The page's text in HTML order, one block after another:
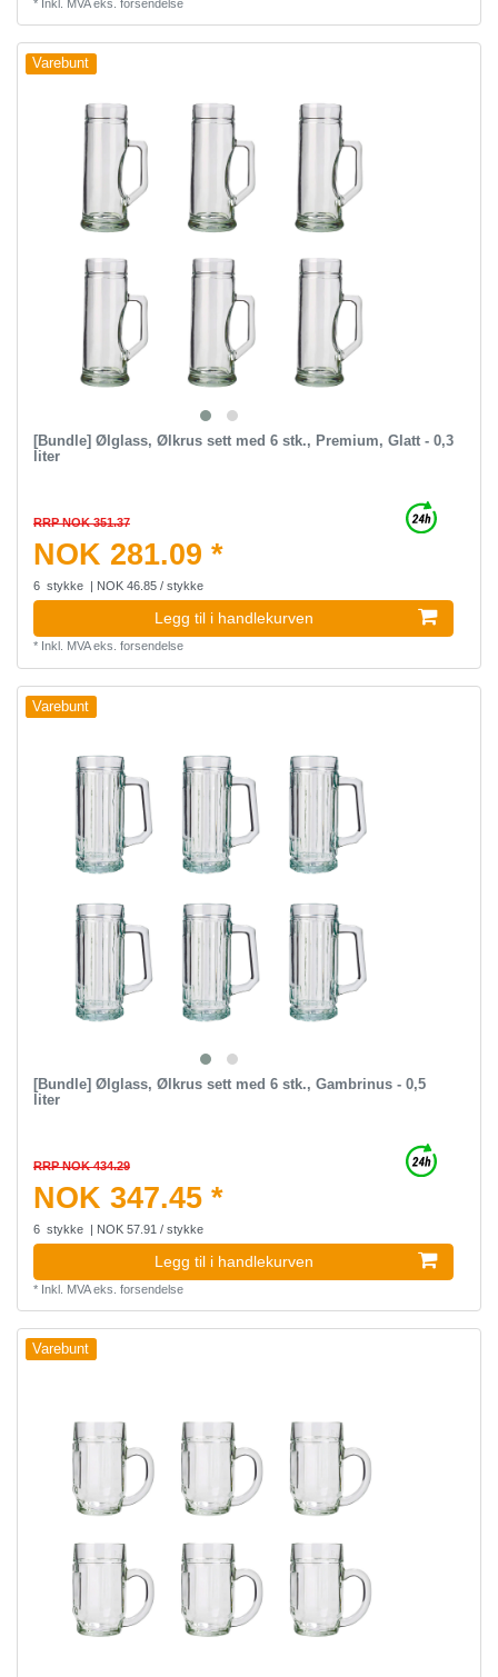
* Inkl. MVAeks. forsendelse
Varebunt
[Bundle] Ølglass, Ølkrus sett med 6 stk., Premium, Glatt - 0,3
liter
RRP NOK 351.37
NOK 281.09 *
6 stykke | NOK 46.85 / stykke
Legg til i handlekurven
* Inkl. MVAeks. forsendelse
Varebunt
[Bundle] Ølglass, Ølkrus sett med 6 stk., Gambrinus - 0,5
liter
RRP NOK 434.29
NOK 347.45 *
6 stykke | NOK 57.91 / stykke
Legg til i handlekurven
* Inkl. MVAeks. forsendelse
Varebunt